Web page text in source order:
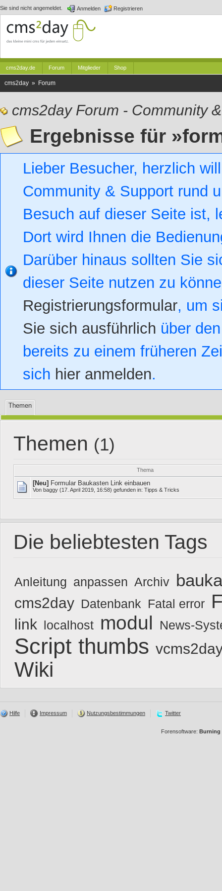
Sie sind nicht angemeldet. Anmelden Registrieren
cms2day.de Forum Mitglieder Shop
cms2day » Forum
cms2day Forum - Community
Ergebnisse für
Lieber Besucher, herzlich
Community & Support rund
Besuch auf dieser Seite ist,
Dort wird Ihnen die
Darüber hinaus sollten Sie
dieser Seite nutzen zu
Registrierungsformular, um
Sie sich ausführlich über
bereits zu einem früheren
sich hier anmelden.
Themen
Themen (1)
Thema
[Neu] Formular Baukasten Link einbauen
Von baggy (17. April 2019, 16:58) gefunden in: Tipps & Tricks
Die beliebtesten Tags
Anleitung anpassen Archiv
cms2day Datenbank Fatal error
link localhost modul News-
Script thumbs
Wiki
Hilfe Impressum Nutzungsbestimmungen Twitter
Forensoftware: Burning